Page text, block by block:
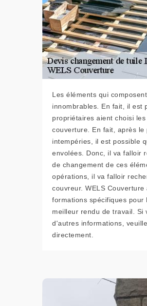
Les éléments qui
innombrables. En fait, il est
propriétaires aient choisi
couverture. En fait, après le
intempéries, il est possible
envolées. Donc, il va falloir
de changement de ces
opérations, il va falloir
couvreur. WELS Couverture
formations spécifiques pour
meilleur rendu de travail. Si
d'autres informations,
directement.